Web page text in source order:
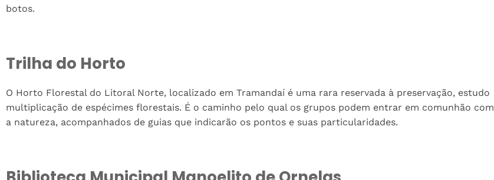
botos.
Trilha do Horto
O Horto Florestal do Litoral Norte, localizado em Tramandaí é uma rara reservada à preservação, estudo
multiplicação de espécimes florestais. É o caminho pelo qual os grupos podem entrar em comunhão com
a natureza, acompanhados de guias que indicarão os pontos e suas particularidades.